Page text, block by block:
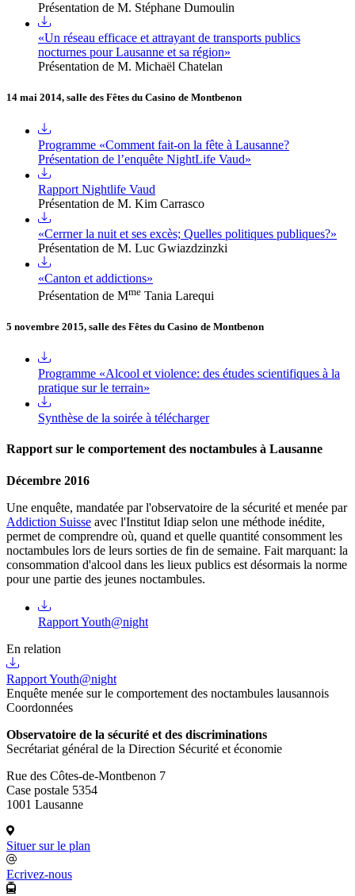
Présentation de M. Stéphane Dumoulin
«Un réseau efficace et attrayant de transports publics
nocturnes pour Lausanne et sa région»
Présentation de M. Michaël Chatelan
14 mai 2014, salle des Fêtes du Casino de Montbenon
Programme «Comment fait-on la fête à Lausanne?
Présentation de l’enquête NightLife Vaud»
Rapport Nightlife Vaud
Présentation de M. Kim Carrasco
«Cerrner la nuit et ses excès; Quelles politiques publiques?»
Présentation de M. Luc Gwiazdzinzki
«Canton et addictions»
Présentation de Mme Tania Larequi
5 novembre 2015, salle des Fêtes du Casino de Montbenon
Programme «Alcool et violence: des études scientifiques à la
pratique sur le terrain»
Synthèse de la soirée à télécharger
Rapport sur le comportement des noctambules à Lausanne
Décembre 2016
Une enquête, mandatée par l'observatoire de la sécurité et menée par
Addiction Suisse avec l'Institut Idiap selon une méthode inédite,
permet de comprendre où, quand et quelle quantité consomment les
noctambules lors de leurs sorties de fin de semaine. Fait marquant: la
consommation d'alcool dans les lieux publics est désormais la norme
pour une partie des jeunes noctambules.
Rapport Youth@night
En relation
Rapport Youth@night
Enquête menée sur le comportement des noctambules lausannois
Coordonnées
Observatoire de la sécurité et des discriminations
Secrétariat général de la Direction Sécurité et économie
Rue des Côtes-de-Montbenon 7
Case postale 5354
1001 Lausanne
Situer sur le plan
Ecrivez-nous